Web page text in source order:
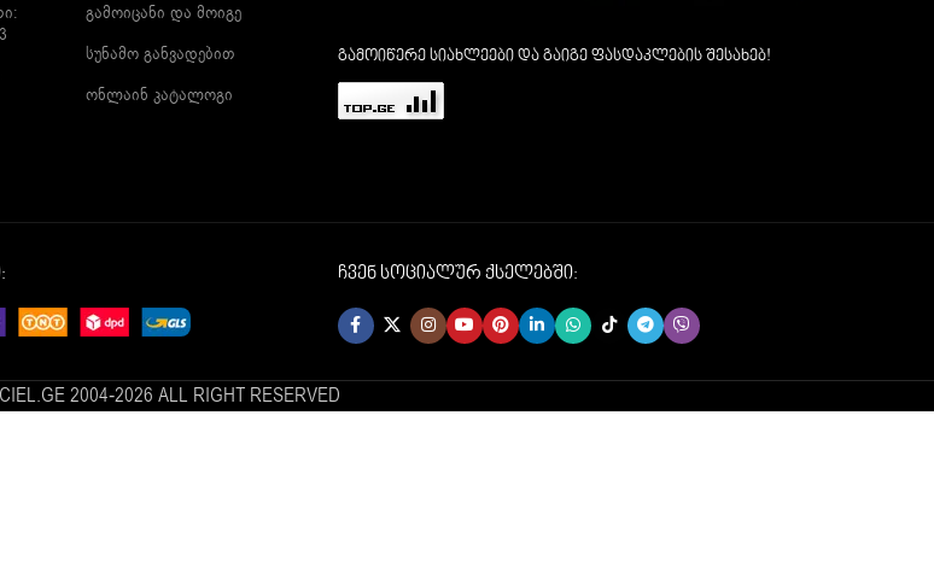
გამოიცანი და მოიგე
სუნამო განვადებით
ონლაინ კატალოგი
გამოიწერე სიახლეები და გაიგე ფასდაკლების შესახებ!
ჩვენ სოციალურ ქსელებში:
2004-2026 ALL RIGHT RESERVED